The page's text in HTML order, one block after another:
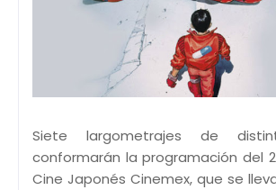
Siete largometrajes de
conformarán la programación del
Cine Japonés Cinemex, que se